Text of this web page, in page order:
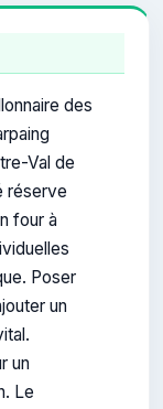
des
Val de
réserve
four à
Poser
un
un
Le